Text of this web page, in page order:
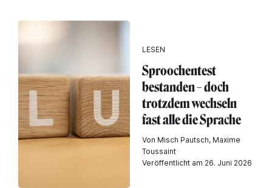
LESEN
Sproochentest
bestanden – doch
trotzdem wechseln
fast alle die Sprache
Von Misch Pautsch, Maxime
Toussaint
Veröffentlicht am 26. Juni 2026